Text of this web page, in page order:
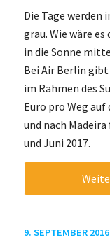
Die Tage werden
grau. Wie wäre
in die Sonne
Bei Air Berlin gibt
im Rahmen des
Euro pro Weg
und nach
und Juni 2017.
9. SEPTEMBER 2016